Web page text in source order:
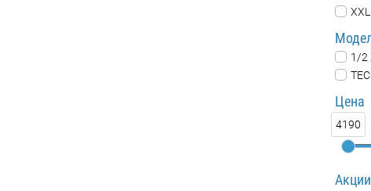
1/2
Цена
4190
Акции